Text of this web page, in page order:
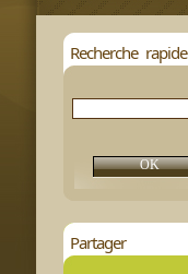
Recherche rapide
Partager